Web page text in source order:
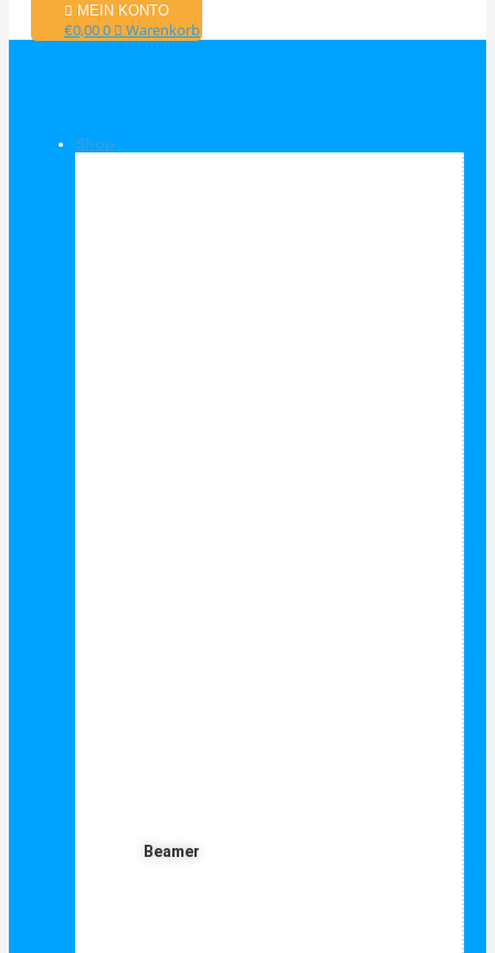
MEIN KONTO
€0,000 Warenkorb
Shop
Beamer